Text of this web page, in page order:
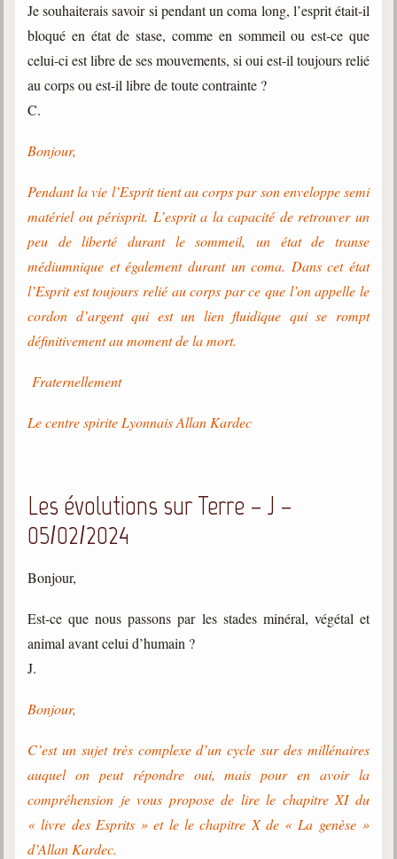
Je souhaiterais savoir si pendant un coma long, l’esprit était-il
bloqué en état de stase, comme en sommeil ou est-ce que
celui-ci est libre de ses mouvements, si oui est-il toujours relié
au corps ou est-il libre de toute contrainte ?
C.
Bonjour,
Pendant la vie l’Esprit tient au corps par son enveloppe semi
matériel ou périsprit. L’esprit a la capacité de retrouver un
peu de liberté durant le sommeil, un état de transe
médiumnique et également durant un coma. Dans cet état
l’Esprit est toujours relié au corps par ce que l’on appelle le
cordon d’argent qui est un lien fluidique qui se rompt
définitivement au moment de la mort.
Fraternellement
Le centre spirite Lyonnais Allan Kardec
Les évolutions sur Terre – J –
05/02/2024
Bonjour,
Est-ce que nous passons par les stades minéral, végétal et
animal avant celui d’humain ?
J.
Bonjour,
C’est un sujet très complexe d’un cycle sur des millénaires
auquel on peut répondre oui, mais pour en avoir la
compréhension je vous propose de lire le chapitre XI du
« livre des Esprits » et le le chapitre X de « La genèse »
d’Allan Kardec.